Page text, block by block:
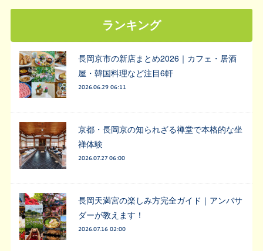
ランキング
長岡京市の新店まとめ2026｜カフェ・居酒
屋・韓国料理など注目6軒
2026.06.29 06:11
京都・長岡京の知られざる禅堂で本格的な坐
禅体験
2026.07.27 06:00
長岡天満宮の楽しみ方完全ガイド｜アンバサ
ダーが教えます！
2026.07.16 02:00